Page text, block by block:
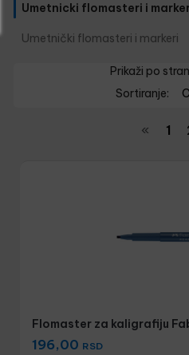
Umetnicki flomasteri i
Umetnički flomasteri i markeri
Prikaži po
Sortiranje:
« 1
Flomaster za kaligrafiju
196,00 RSD